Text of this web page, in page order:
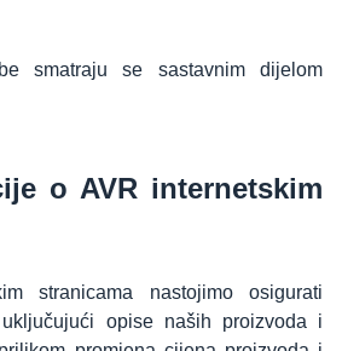
smatraju se sastavnim dijelom
o AVR internetskim
stranicama nastojimo osigurati
opise naših proizvoda i